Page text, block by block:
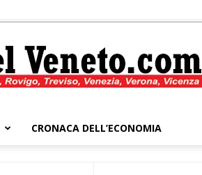
CRONACA DELL’ECONOMIA